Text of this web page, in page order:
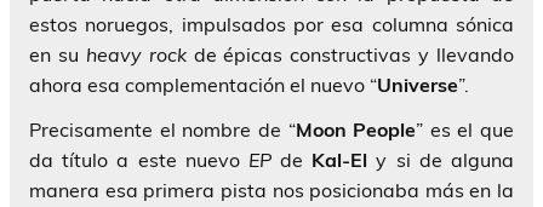
estos noruegos, impulsados por esa columna sónica
en su heavy rockde épicas constructivas y llevando
ahora esa complementación el nuevo “Universe”.
Precisamente el nombre de “Moon People” es el que
da título a este nuevo EPde Kal-El y si de alguna
manera esa primera pista nos posicionaba más en la